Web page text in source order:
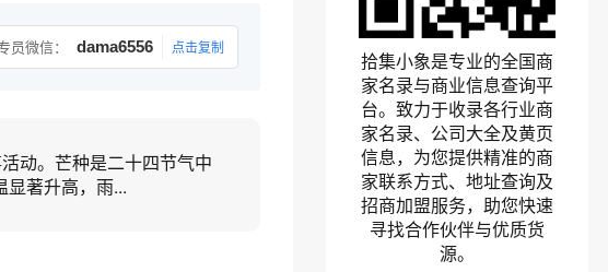
员微信： dama6556 点击复制
动。芒种是二十四节气中
著升高，雨...
拾集小象是专业的全国商
家名录与商业信息查询平
台。致力于收录各行业商
家名录、公司大全及黄页
信息，为您提供精准的商
家联系方式、地址查询及
招商加盟服务，助您快速
寻找合作伙伴与优质货
源。